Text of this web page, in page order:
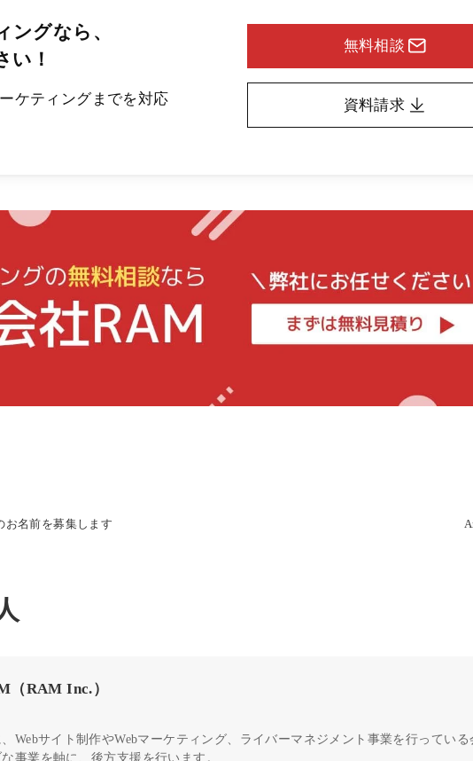
ングなら、
い！
ケティングまでを対応
無料相談
資料請求
お名前を募集します
（RAM Inc.）
Webサイト制作やWebマーケティング、ライバーマネジメント事業を行ってい
事業を軸に、後方支援を行います。